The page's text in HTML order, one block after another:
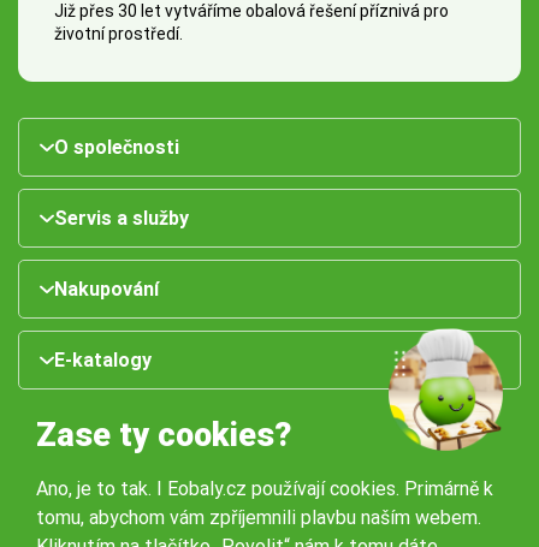
Již přes 30 let vytváříme obalová řešení příznivá pro
životní prostředí.
O společnosti
Servis a služby
Nakupování
E-katalogy
Zase ty cookies?
Ano, je to tak. I Eobaly.cz používají cookies. Primárně k
tomu, abychom vám zpříjemnili plavbu naším webem.